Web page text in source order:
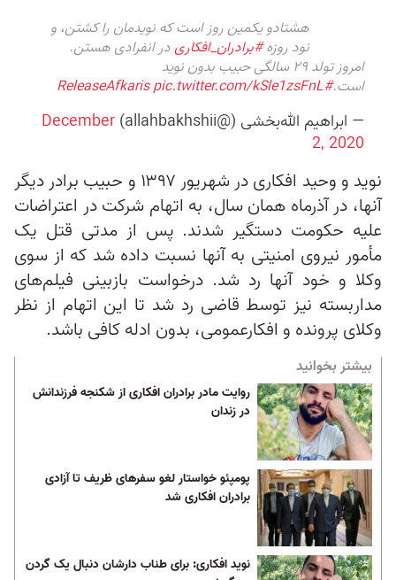
هشتادو یکمین روز است که نویدمان را کشتن، و
نود روزه#برادران_افکاریدر انفرادی هستن.
امروز تولد ۲۹ سالگی حبیب بدون نوید
است.#ReleaseAfkaris
pic.twitter.com/kSle1zsFnL
— ابراهیم الله‌بخشی (@allahbakhshii)
December
2, 2020
نوید و وحید افکاری در شهریور ۱۳۹۷ و حبیب برادر دیگر
آنها، در آذرماه همان سال، به اتهام شرکت در اعتراضات
علیه حکومت دستگیر شدند. پس از مدتی قتل یک
مأمور نیروی امنیتی به آنها نسبت داده شد که از سوی
وکلا و خود آنها رد شد. درخواست بازبینی فیلم‌های
مداربسته نیز توسط قاضی رد شد تا این اتهام از نظر
وکلای پرونده و افکارعمومی، بدون ادله کافی باشد.
بیشتر بخوانید
روایت مادر برادران افکاری از شکنجه فرزندانش
در زندان
پومپئو خواستار لغو سفرهای ظریف تا آزادی
برادران افکاری شد
نوید افکاری: برای طناب دارشان دنبال یک گردن